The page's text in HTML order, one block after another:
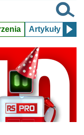
Artykuły